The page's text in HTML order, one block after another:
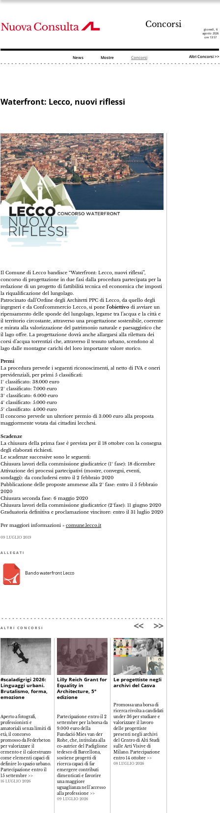
Concorsi
giovedì, 6
agosto 2026
ore 13:57
News Mostre Concorsi Altri Concorsi >>
Waterfront: Lecco, nuovi riflessi
Il Comune di Lecco bandisce “Waterfront: Lecco, nuovi riflessi”,
concorso di progettazione in due fasi dalla procedura partecipata per la
redazione di un progetto di fattibilità tecnica ed economica che imposti
la riqualificazione del lungolago.
Patrocinato dall’Ordine degli Architetti PPC di Lecco, da quello degli
ingegneri e da Confcommercio Lecco, si ponel’obiettivo di avviare un
ripensamento delle sponde del lungolago, legame tra l’acqua e la città e
il territorio circostante, attraverso una progettazione sostenibile, coerente
e mirata alla valorizzazione del patrimonio naturale e paesaggistico che
il lago offre. La progettazione dovrà anche allargarsi alla rilettura dei
corsi d’acqua torrentizi che, attraverso il tessuto urbano, scendono al
lago dalle montagne carichi del loro importante valore storico.
Premi
La procedura prevede i seguenti riconoscimenti, al netto di IVA e oneri
previdenziali, per primi 5 classificati:
1° classificato: 38.000 euro
2° classificato: 7.000 euro
3° classificato: 6.000 euro
4° classificato: 5.000 euro
5° classificato: 4.000 euro
Il concorso prevede un ulteriore premio di 3.000 euro alla proposta
maggiormente votata dai cittadini lecchesi.
Scadenze
La chiusura della prima fase è prevista per il 18 ottobre con la consegna
degli elaborati richiesti.
Le scadenze successive sono le seguenti:
Chiusura lavori della commissione giudicatrice (1° fase): 18 dicembre
Attivazione dei processi partecipativi (mostre, convegni, eventi,
sondaggi): da concludersi entro il 2 febbraio 2020
Pubblicazione delle proposte ammesse alla 2° fase: entro il 5 febbraio
2020
Chiusura seconda fase: 6 maggio 2020
Chiusura lavori della commissione giudicatrice (2°fase): 11 giugno 2020
Graduatoria definitiva e proclamazione vincitore: entro il 31 luglio 2020
Per maggiori informazioni »comune.lecco.it
09 LUGLIO 2019
ALLEGATI
Bando waterfront Lecco
ALTRI CONCORSI
#scaladigrigi 2026:
Linguaggi urbani.
Brutalismo, forma,
emozione
Aperto a fotografi,
professionisti e
amatoriali senza limiti di
età, il concorso
promosso da Federbeton
per valorizzare il
cemento e il calcestruzzo
come elementi capaci di
definire lo spazio urbano.
Partecipazione entro il
15 settembre >>
16 LUGLIO 2026
Lilly Reich Grant for
Equality in
Architecture, 5°
edizione
Partecipazione entro il 2
settembre per la borsa da
9.000 euro della
Fundació Mies van der
Rohe, che, intitolata alla
co-autrice del Padiglione
tedesco di Barcellona,
sostiene progetti di
ricerca capaci di far
emergere contributi
dimenticati e favorire
una maggiore
uguaglianza nell'accesso
alla professione>>
09 LUGLIO 2026
Le progettiste negli
archivi del Casva
Promossa una borsa di
ricerca rivolta a candidati
under 36 per studiare e
valorizzare il lavoro
delle progettiste
presenti negli archivi
del Centro di Alti Studi
sulle Arti Visive di
Milano. Partecipazione
entro 14 ottobre>>
08 LUGLIO 2026